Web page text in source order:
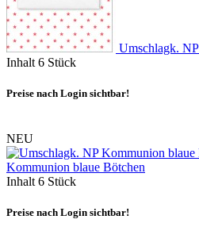
Umschlagk.
Inhalt 6 Stück
Preise nach Login sichtbar!
NEU
Kommunion blaue Bötchen
Inhalt 6 Stück
Preise nach Login sichtbar!